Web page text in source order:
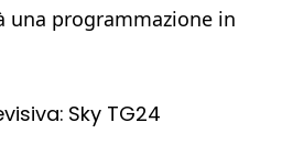
programmazione in
Sky TG24